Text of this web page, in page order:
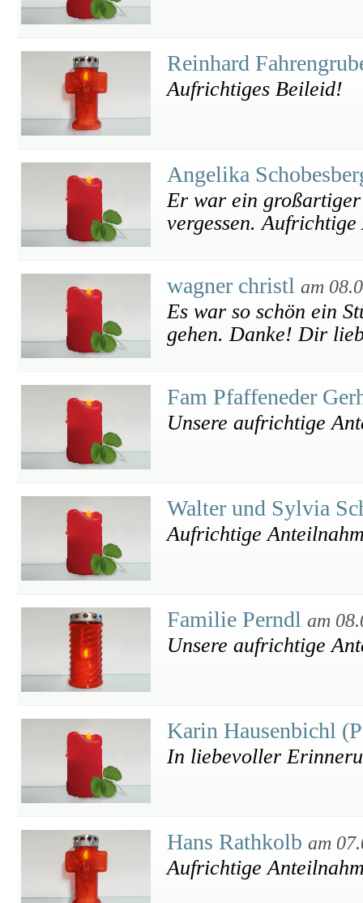
Reinhard
Aufrichtiges Beileid!
Angelika
Er war ein
vergessen.
wagner christl am
Es war so schön ein
gehen. Danke! Dir
Fam Pfaffeneder
Unsere aufrichtige
Walter und Sylvia
Aufrichtige
Familie Perndl am
Unsere aufrichtige
Karin Hausenbichl
In liebevoller
Hans Rathkolb am
Aufrichtige